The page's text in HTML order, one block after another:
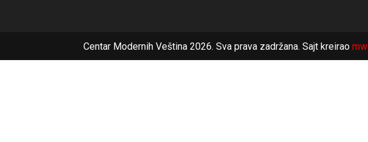
Centar Modernih Veština 2026. Sva prava zadržana. Sajt kreirao